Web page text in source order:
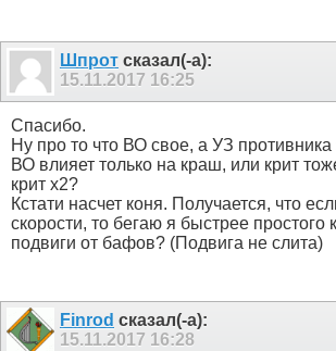
Шпрот сказал(-а):
15.11.2017 16:25
Спасибо.
Ну про то что ВО свое, а УЗ противника
ВО влияет только на краш, или крит
крит х2?
Кстати насчет коня. Получается, что
скорости, то бегаю я быстрее простого
подвиги от бафов? (Подвига не слита)
Finrod сказал(-а):
15.11.2017 16:28